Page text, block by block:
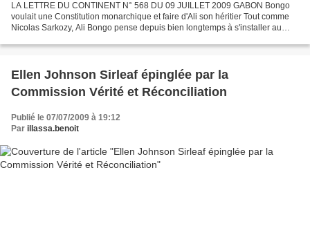
LA LETTRE DU CONTINENT N° 568 DU 09 JUILLET 2009 GABON Bongo
voulait une Constitution monarchique et faire d'Ali son héritier Tout comme
Nicolas Sarkozy, Ali Bongo pense depuis bien longtemps à s'installer au
Ellen Johnson Sirleaf épinglée par la
Commission Vérité et Réconciliation
Publié le 07/07/2009 à 19:12
Par illassa.benoit